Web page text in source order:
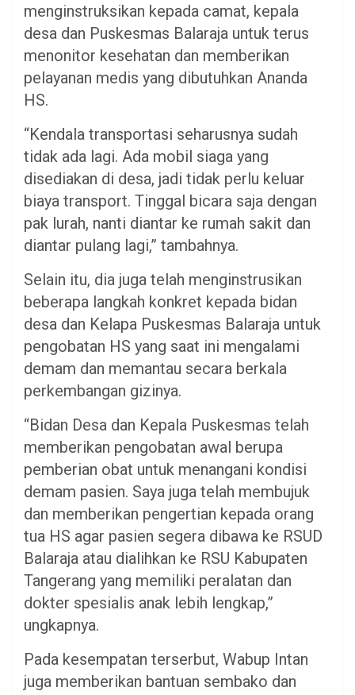
menginstruksikan kepada camat, kepala
desa dan Puskesmas Balaraja untuk terus
menonitor kesehatan dan memberikan
pelayanan medis yang dibutuhkan Ananda
HS.
“Kendala transportasi seharusnya sudah
tidak ada lagi. Ada mobil siaga yang
disediakan di desa, jadi tidak perlu keluar
biaya transport. Tinggal bicara saja dengan
pak lurah, nanti diantar ke rumah sakit dan
diantar pulang lagi,” tambahnya.
Selain itu, dia juga telah menginstrusikan
beberapa langkah konkret kepada bidan
desa dan Kelapa Puskesmas Balaraja untuk
pengobatan HS yang saat ini mengalami
demam dan memantau secara berkala
perkembangan gizinya.
“Bidan Desa dan Kepala Puskesmas telah
memberikan pengobatan awal berupa
pemberian obat untuk menangani kondisi
demam pasien. Saya juga telah membujuk
dan memberikan pengertian kepada orang
tua HS agar pasien segera dibawa ke RSUD
Balaraja atau dialihkan ke RSU Kabupaten
Tangerang yang memiliki peralatan dan
dokter spesialis anak lebih lengkap,”
ungkapnya.
Pada kesempatan terserbut, Wabup Intan
juga memberikan bantuan sembako dan